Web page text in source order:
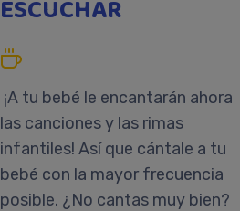
ESCUCHAR
¡A tu bebé le encantarán ahora
las canciones y las rimas
infantiles! Así que cántale a tu
bebé con la mayor frecuencia
posible. ¿No cantas muy bien?